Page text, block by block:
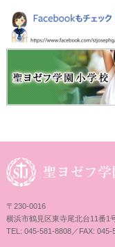
〒230-0016
横浜市鶴見区東寺尾北台11番1
TEL: 045-581-8808／FAX: 045-